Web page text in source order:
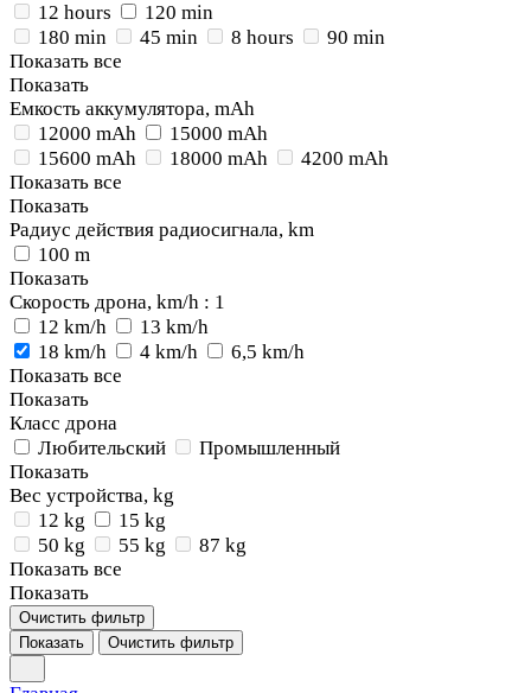
12 hours
120 min
180 min
45 min 8 hours
90 min
Показать все
Показать
Емкость аккумулятора, mAh
12000 mAh
15000 mAh
15600 mAh
18000 mAh
4200 mAh
Показать все
Показать
Радиус действия радиосигнала, km
100 m
Показать
Скорость дрона, km/h : 1
12 km/h
13 km/h
18 km/h
4 km/h
6,5 km/h
Показать все
Показать
Класс дрона
Любительский
Промышленный
Показать
Вес устройства, kg
12 kg
15 kg
50 kg
55 kg
87 kg
Показать все
Показать
Очистить фильтр
Показать
Очистить фильтр